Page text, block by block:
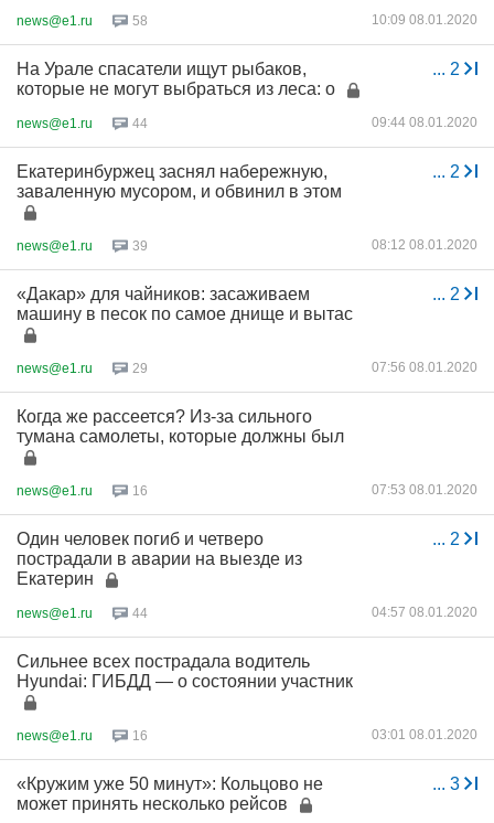
news@e1.ru 58 10:09 08.01.2020
... 2
На Урале спасатели ищут рыбаков,
которые не могут выбраться из леса: о
news@e1.ru 44 09:44 08.01.2020
... 2
Екатеринбуржец заснял набережную,
заваленную мусором, и обвинил в этом
news@e1.ru 39 08:12 08.01.2020
... 2
«Дакар» для чайников: засаживаем
машину в песок по самое днище и вытас
news@e1.ru 29 07:56 08.01.2020
Когда же рассеется? Из-за сильного
тумана самолеты, которые должны был
news@e1.ru 16 07:53 08.01.2020
... 2
Один человек погиб и четверо
пострадали в аварии на выезде из
Екатерин
news@e1.ru 44 04:57 08.01.2020
Сильнее всех пострадала водитель
Hyundai: ГИБДД — о состоянии участник
news@e1.ru 16 03:01 08.01.2020
... 3
«Кружим уже 50 минут»: Кольцово не
может принять несколько рейсов